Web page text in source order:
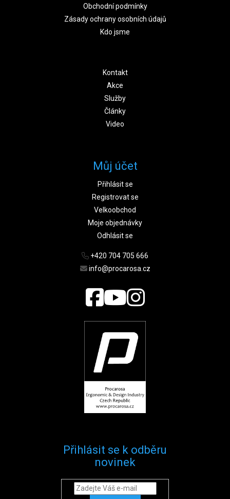
Obchodní podmínky
Zásady ochrany osobních údajů
Kdo jsme
Kontakt
Akce
Služby
Články
Video
Můj účet
Přihlásit se
Registrovat se
Velkoobchod
Moje objednávky
Odhlásit se
+420 704 705 666
info@procarosa.cz
Přihlásit se k odběru
novinek